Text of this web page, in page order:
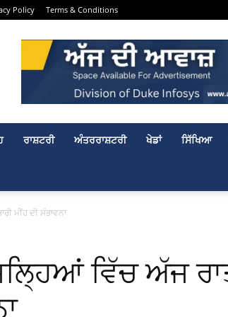
Policy Terms & Conditions
ਰਾਸ਼ਟਰੀ ਅੰਤਰਰਾਸ਼ਟਰੀ ਖੇਡਾਂ ਸਿੱਖਿਆ
ਮੀਂਹ ਦੀ ਸੰਭਾਵਨਾ
ਵਿੱਚ ਅੱਜ